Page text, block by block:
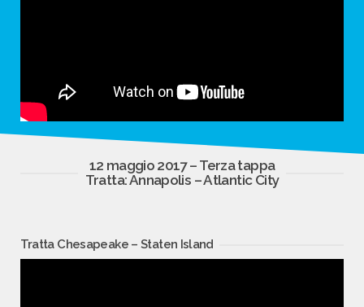
12 maggio 2017 – Terza tappa
Tratta: Annapolis – Atlantic City
Tratta Chesapeake – Staten Island